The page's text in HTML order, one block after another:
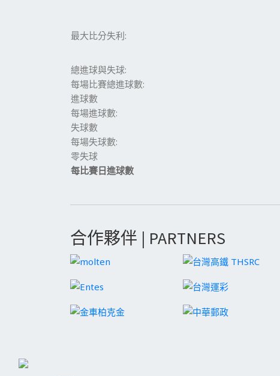
最大比分失利:
總進球與失球:
每場比賽總進球數:
進球數
每場進球數:
失球數
每場失球數:
零失球
每比賽日進球數
合作夥伴 | PARTNERS